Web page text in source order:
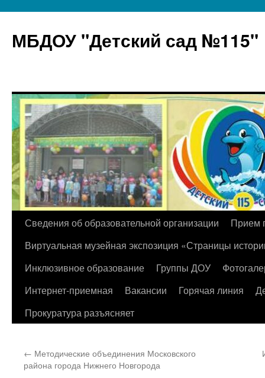
МБДОУ "Детский сад №115"
Перейти
содержимому
Сведения об образовательной организации
Прием
Виртуальная музейная экспозиция «Страницы
Инклюзивное образование
Группы ДОУ
Интернет-приемная
Вакансии Горячая линия
Прокуратура разъясняет
← Методические объединения Московского
района города Нижнего Новгорода